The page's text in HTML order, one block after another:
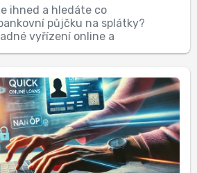
ihned a hledáte co
půjčku na splátky?
vyřízení online a